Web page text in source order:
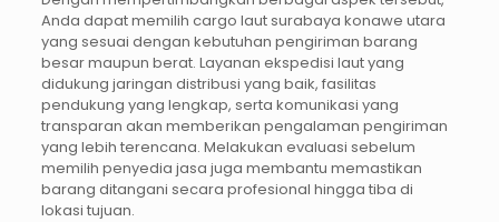
Anda dapat memilih cargo laut surabaya konawe utara
yang sesuai dengan kebutuhan pengiriman barang
besar maupun berat. Layanan ekspedisi laut yang
didukung jaringan distribusi yang baik, fasilitas
pendukung yang lengkap, serta komunikasi yang
transparan akan memberikan pengalaman pengiriman
yang lebih terencana. Melakukan evaluasi sebelum
memilih penyedia jasa juga membantu memastikan
barang ditangani secara profesional hingga tiba di
lokasi tujuan.